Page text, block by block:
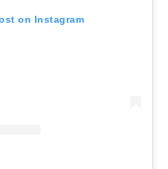
on Instagram